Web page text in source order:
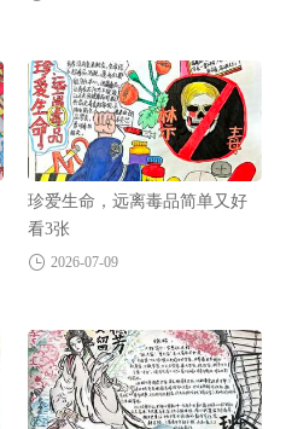
珍爱生命，远离毒品简单又好
看3张
2026-07-09